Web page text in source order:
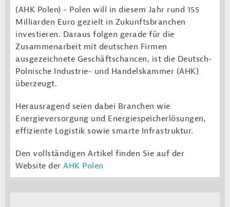
(AHK Polen) - Polen will in diesem Jahr rund 155
Milliarden Euro gezielt in Zukunftsbranchen
investieren. Daraus folgen gerade für die
Zusammenarbeit mit deutschen Firmen
ausgezeichnete Geschäftschancen, ist die Deutsch-
Polnische Industrie- und Handelskammer (AHK)
überzeugt.
Herausragend seien dabei Branchen wie
Energieversorgung und Energiespeicherlösungen,
effiziente Logistik sowie smarte Infrastruktur.
Den vollständigen Artikel finden Sie auf der
Website der AHK Polen